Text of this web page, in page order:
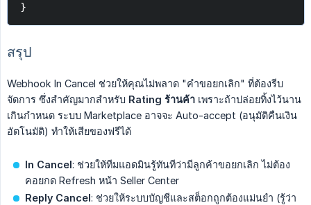
}
สรุป
Webhook In Cancel ช่วยให้คุณไม่พลาด "คำขอยกเลิก" ที่ต้องรีบ
จัดการ ซึ่งสำคัญมากสำหรับ Rating ร้านค้า เพราะถ้าปล่อยทิ้งไว้นาน
เกินกำหนด ระบบ Marketplace อาจจะ Auto-accept (อนุมัติคืนเงิน
อัตโนมัติ) ทำให้เสียของฟรีได้
In Cancel: ช่วยให้ทีมแอดมินรู้ทันทีว่ามีลูกค้าขอยกเลิก ไม่ต้อง
คอยกด Refresh หน้า Seller Center
Reply Cancel: ช่วยให้ระบบบัญชีและสต็อกถูกต้องแม่นยำ (รู้ว่า